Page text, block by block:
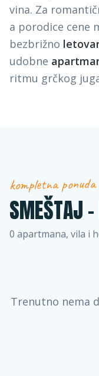
vina. Za
a porodice cene
bezbrižno
udobne
ritmu grčkog
kompletna ponuda
SMEŠTAJ –
0 apartmana, vila i
Trenutno nema